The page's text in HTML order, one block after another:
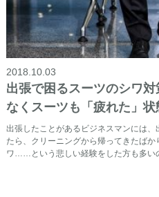
2018.10.03
出張で困るスーツのシワ
なくスーツも「疲れた」状
出張したことがあるビジネスマンには
たら、クリーニングから帰ってきたば
ワ……という悲しい経験をした方も多